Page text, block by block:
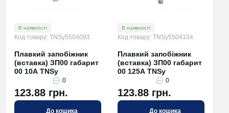
В наявності
Код товару: TNSy5504093
Плавкий запобіжник
(вставка) ЗП00 габарит
00 10А TNSy
0
123.88 грн.
До кошика
В наявності
Код товару: TNSy5504104
Плавкий запобіжник
(вставка) ЗП00 габарит
00 125А TNSy
0
123.88 грн.
До кошика